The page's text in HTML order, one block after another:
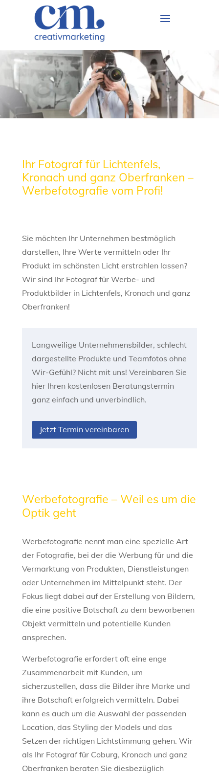
Ihr Fotograf für Lichtenfels,
Kronach und ganz Oberfranken –
Werbefotografie vom Profi!
Sie möchten Ihr Unternehmen bestmöglich
darstellen, Ihre Werte vermitteln oder Ihr
Produkt im schönsten Licht erstrahlen lassen?
Wir sind Ihr Fotograf für Werbe- und
Produktbilder in Lichtenfels, Kronach und ganz
Oberfranken!
Langweilige Unternehmensbilder, schlecht
dargestellte Produkte und Teamfotos ohne
Wir-Gefühl? Nicht mit uns! Vereinbaren Sie
hier Ihren kostenlosen Beratungstermin
ganz einfach und unverbindlich.
Jetzt Termin vereinbaren
Werbefotografie – Weil es um die
Optik geht
Werbefotografie nennt man eine spezielle Art
der Fotografie, bei der die Werbung für und die
Vermarktung von Produkten, Dienstleistungen
oder Unternehmen im Mittelpunkt steht. Der
Fokus liegt dabei auf der Erstellung von Bildern,
die eine positive Botschaft zu dem beworbenen
Objekt vermitteln und potentielle Kunden
ansprechen.
Werbefotografie erfordert oft eine enge
Zusammenarbeit mit Kunden, um
sicherzustellen, dass die Bilder ihre Marke und
ihre Botschaft erfolgreich vermitteln. Dabei
kann es auch um die Auswahl der passenden
Location, das Styling der Models und das
Setzen der richtigen Lichtstimmung gehen. Wir
als Ihr Fotograf für Coburg, Kronach und ganz
Oberfranken beraten Sie diesbezüglich